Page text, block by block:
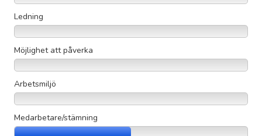
Ledning
Möjlighet att påverka
Arbetsmiljö
Medarbetare/stämning